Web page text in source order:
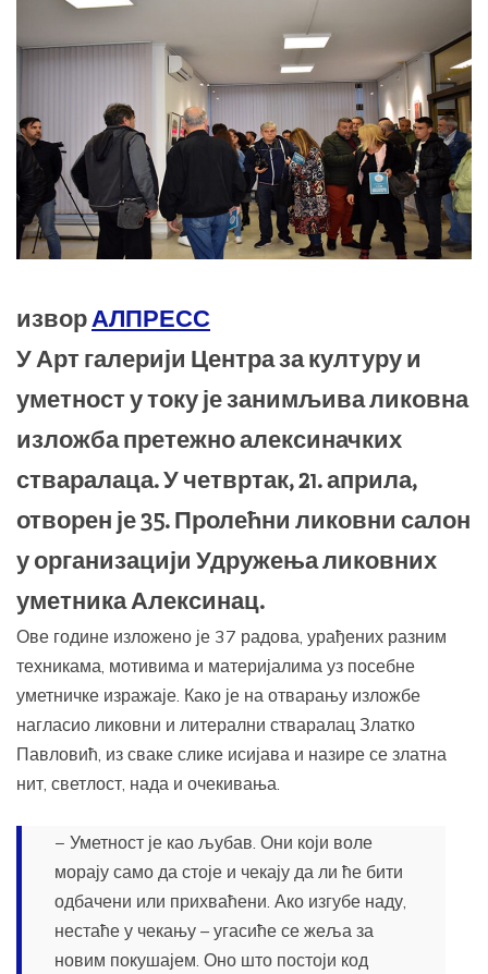
изворАЛПРЕСС
У Арт галерији Центра за културу и
уметност у току је занимљива ликовна
изложба претежно алексиначких
стваралаца. У четвртак, 21. априла,
отворен је 35. Пролећни ликовни салон
у организацији Удружења ликовних
уметника Алексинац.
Ове године изложено је 37 радова, урађених разним
техникама, мотивима и материјалима уз посебне
уметничке изражаје. Како је на отварању изложбе
нагласио ликовни и литерални стваралац Златко
Павловић, из сваке слике исијава и назире се златна
нит, светлост, нада и очекивања.
− Уметност је као љубав. Они који воле
морају само да стоје и чекају да ли ће бити
одбачени или прихваћени. Ако изгубе наду,
нестаће у чекању – угасиће се жеља за
новим покушајем. Оно што постоји код